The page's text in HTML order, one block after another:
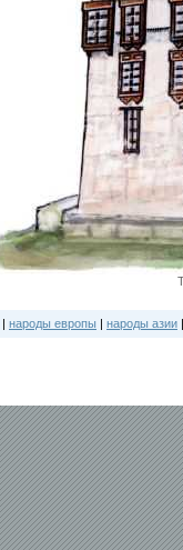
| народы европы | народы азии